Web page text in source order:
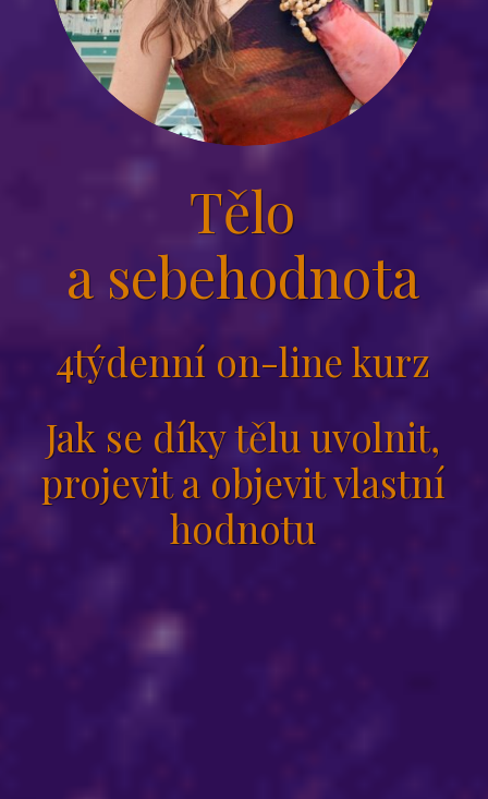
Tělo
a sebehodnota
4týdenní on-line kurz
Jak se díky tělu uvolnit,
projevit a objevit vlastní
hodnotu